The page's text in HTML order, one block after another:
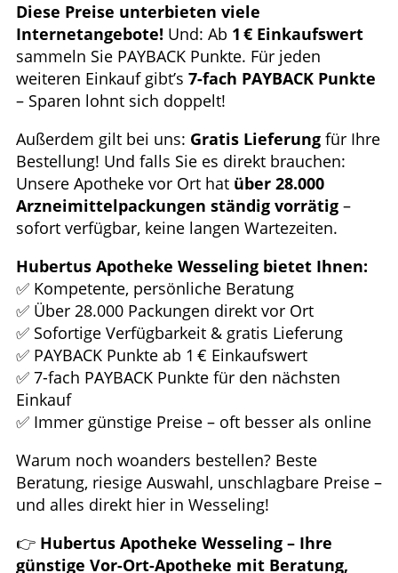
Diese Preise unterbieten viele
Internetangebote! Und: Ab 1 € Einkaufswert
sammeln Sie PAYBACK Punkte. Für jeden
weiteren Einkauf gibt’s 7-fach PAYBACK Punkte
– Sparen lohnt sich doppelt!
Außerdem gilt bei uns: Gratis Lieferung für Ihre
Bestellung! Und falls Sie es direkt brauchen:
Unsere Apotheke vor Ort hat über 28.000
Arzneimittelpackungen ständig vorrätig –
sofort verfügbar, keine langen Wartezeiten.
Hubertus Apotheke Wesseling bietet Ihnen:
✅ Kompetente, persönliche Beratung
✅ Über 28.000 Packungen direkt vor Ort
✅ Sofortige Verfügbarkeit & gratis Lieferung
✅ PAYBACK Punkte ab 1 € Einkaufswert
✅ 7-fach PAYBACK Punkte für den nächsten
Einkauf
✅ Immer günstige Preise – oft besser als online
Warum noch woanders bestellen? Beste
Beratung, riesige Auswahl, unschlagbare Preise –
und alles direkt hier in Wesseling!
👉 Hubertus Apotheke Wesseling – Ihre
günstige Vor-Ort-Apotheke mit Beratung,